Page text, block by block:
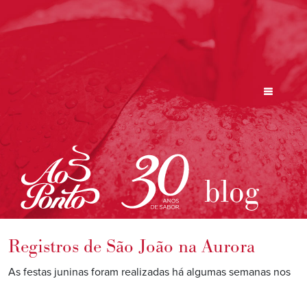
blog
Registros de São João na Aurora
As festas juninas foram realizadas há algumas semanas nos